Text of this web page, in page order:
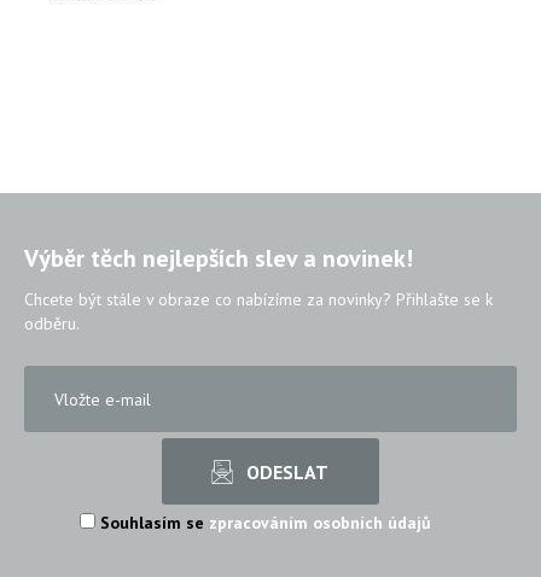
Výběr těch nejlepších slev a novinek!
Chcete být stále v obraze co nabízíme za novinky? Přihlašte se k
odběru.
Souhlasím se zpracováním osobních údajů